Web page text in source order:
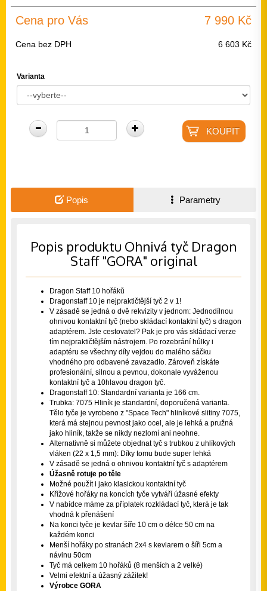
Cena pro Vás 7 990 Kč
Cena bez DPH 6 603 Kč
Varianta
Popis Parametry
Popis produktu Ohnivá tyč Dragon
Staff "GORA" original
Dragon Staff 10 hořáků
Dragonstaff 10 je nejpraktičtější tyč 2 v 1!
V zásadě se jedná o dvě rekvizity v jednom: Jednodílnou
ohnivou kontaktní tyč (nebo skládací kontaktní tyč) s dragon
adaptérem. Jste cestovatel? Pak je pro vás skládací verze
tím nejpraktičtějším nástrojem. Po rozebrání hůlky i
adaptéru se všechny díly vejdou do malého sáčku
vhodného pro odbavené zavazadlo. Zároveň získáte
profesionální, silnou a pevnou, dokonale vyváženou
kontaktní tyč a 10hlavou dragon tyč.
Dragonstaff 10: Standardní varianta je 166 cm.
Trubka: 7075 Hliník je standardní, doporučená varianta.
Tělo tyče je vyrobeno z "Space Tech" hliníkové slitiny 7075,
která má stejnou pevnost jako ocel, ale je lehká a pružná
jako hliník, takže se nikdy nezlomí ani neohne.
Alternativně si můžete objednat tyč s trubkou z uhlíkových
vláken (22 x 1,5 mm): Díky tomu bude super lehká
V zásadě se jedná o ohnivou kontaktní tyč s adaptérem
Úžasně rotuje po těle
Možné použít i jako klasickou kontaktní tyč
Křížové hořáky na koncích tyče vytváří úžasné efekty
V nabídce máme za příplatek rozkládací tyč, která je tak
vhodná k přenášení
Na konci tyče je kevlar šíře 10 cm o délce 50 cm na
každém konci
Menší hořáky po stranách 2x4 s kevlarem o šíři 5cm a
návinu 50cm
Tyč má celkem 10 hořáků (8 menších a 2 velké)
Velmi efektní a úžasný zážitek!
Výrobce GORA